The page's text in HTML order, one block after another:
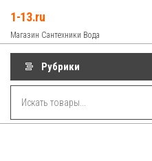
содержимому
1-13.ru
Магазин Сантехники Вода
Рубрики